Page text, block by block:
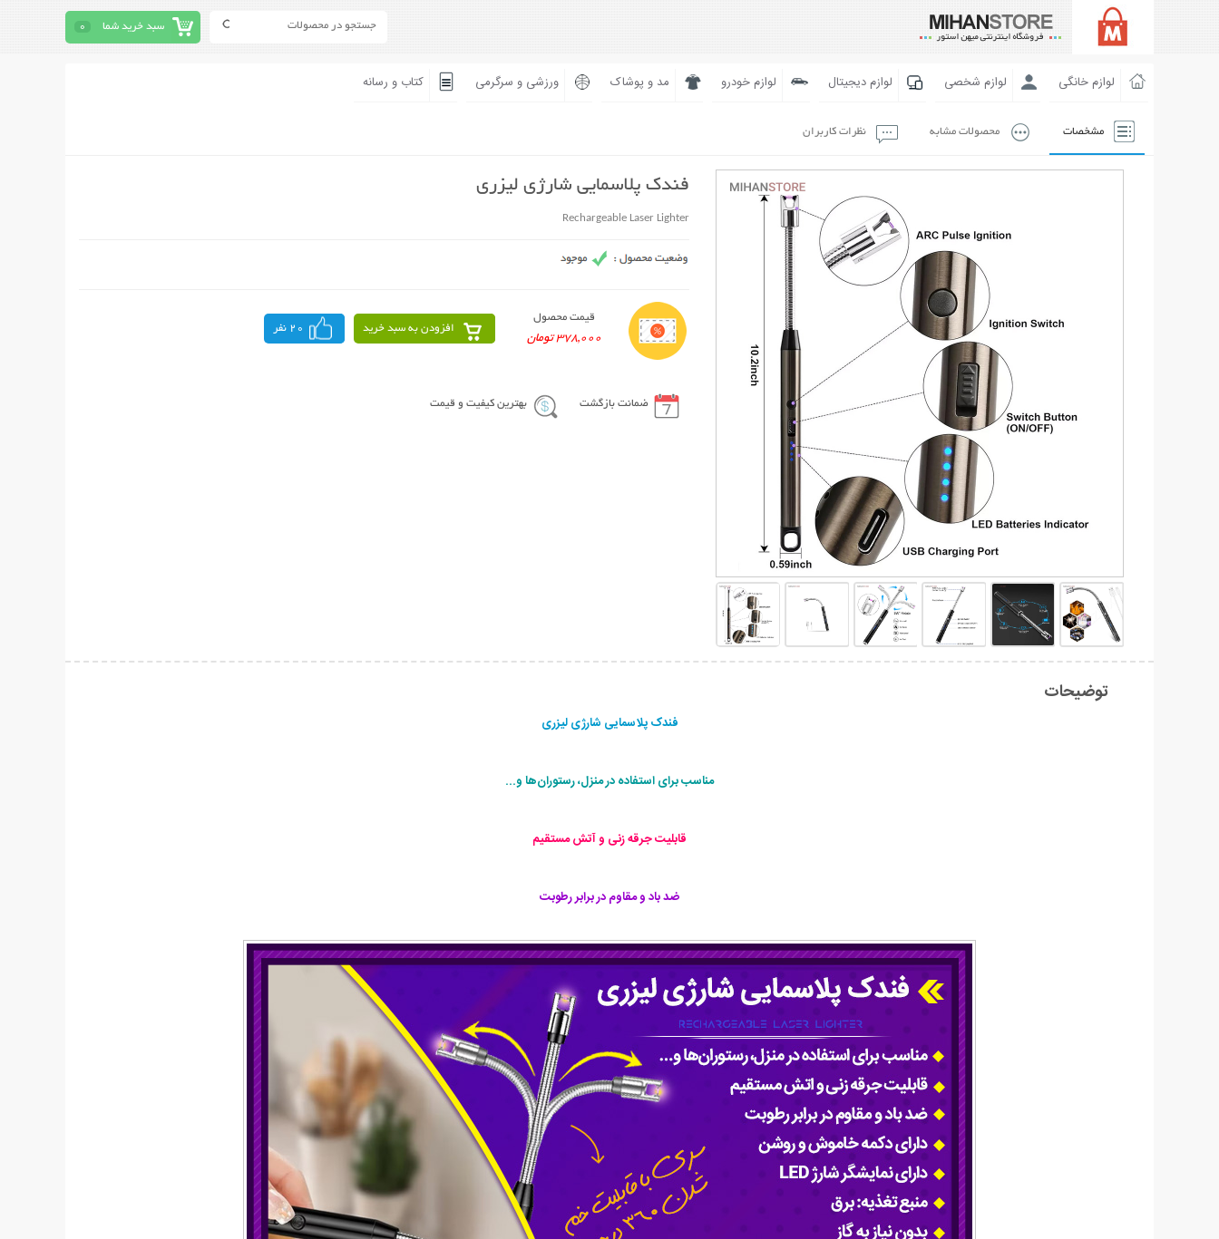
سبد خرید شما 0
لوازم خانگی لوازم شخصی لوازم دیجیتال لوازم خودرو مد و پوشاک ورزشی و سرگرمی کتاب و رسانه
مشخصات محصولات مشابه نظرات کاربران
فندک پلاسمایی شارژی لیزری
Rechargeable Laser Lighter
قیمت محصول
378,000 تومان
افزودن به سبد خرید 20 نفر
ضمانت بازگشت بهترین کیفیت و قیمت
توضیحات
فندک پلاسمایی شارژی لیزری
مناسب برای استفاده در منزل، رستوران‌ها و...
قابلیت جرقه زنی و آتش مستقیم
ضد باد و مقاوم در برابر رطوبت